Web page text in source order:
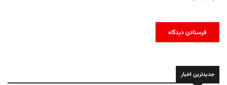
جدیدترین اخبار